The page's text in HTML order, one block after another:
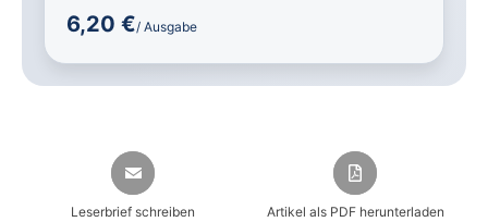
6,20 €/ Ausgabe
Leserbrief schreiben Artikel als PDF herunterladen